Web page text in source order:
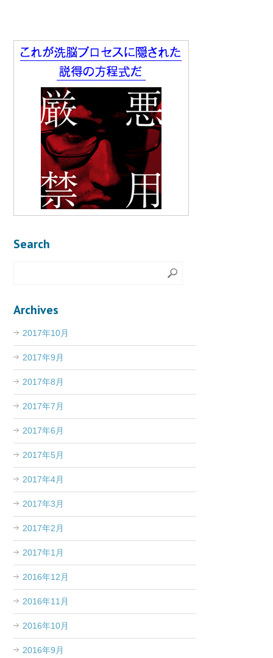
Search
Archives
2017年10月
2017年9月
2017年8月
2017年7月
2017年6月
2017年5月
2017年4月
2017年3月
2017年2月
2017年1月
2016年12月
2016年11月
2016年10月
2016年9月